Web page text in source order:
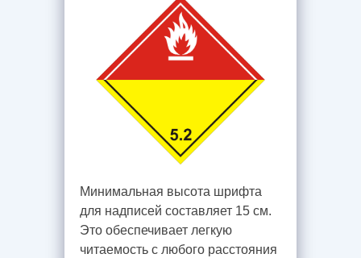
Минимальная высота шрифта
для надписей составляет 15 см.
Это обеспечивает легкую
читаемость с любого расстояния